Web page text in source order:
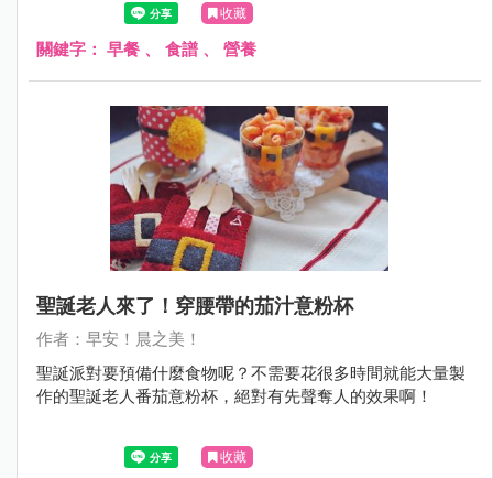
收藏
關鍵字： 早餐 、 食譜 、 營養
聖誕老人來了！穿腰帶的茄汁意粉杯
作者：早安！晨之美！
聖誕派對要預備什麼食物呢？不需要花很多時間就能大量製
作的聖誕老人番茄意粉杯，絕對有先聲奪人的效果啊！
收藏